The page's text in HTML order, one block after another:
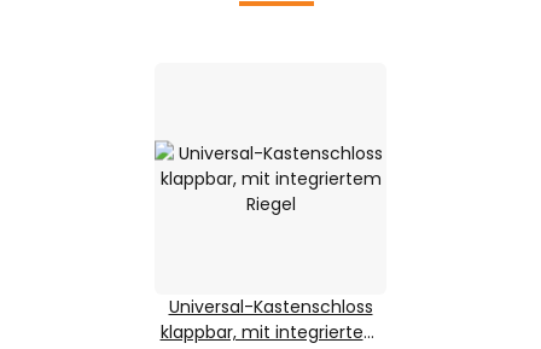
Universal-Kastenschloss
klappbar, mit integriertem